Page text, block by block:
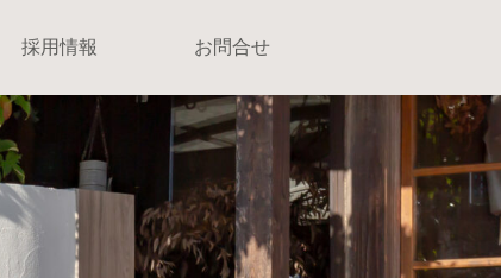
採用情報 お問合せ